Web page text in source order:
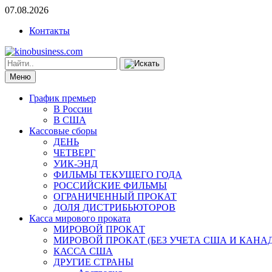
07.08.2026
Контакты
Меню
График премьер
В России
В США
Кассовые сборы
ДЕНЬ
ЧЕТВЕРГ
УИК-ЭНД
ФИЛЬМЫ ТЕКУЩЕГО ГОДА
РОССИЙСКИЕ ФИЛЬМЫ
ОГРАНИЧЕННЫЙ ПРОКАТ
ДОЛЯ ДИСТРИБЬЮТОРОВ
Касса мирового проката
МИРОВОЙ ПРОКАТ
МИРОВОЙ ПРОКАТ (БЕЗ УЧЕТА США И
КАССА США
ДРУГИЕ СТРАНЫ